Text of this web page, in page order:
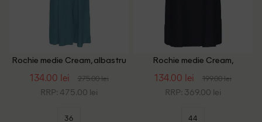
Rochie medie Cream, albastru
134.00 lei 275.00 lei
RRP: 475.00 lei
36
Rochie medie Cream,
134.00 lei 199.00 lei
RRP: 369.00 lei
44